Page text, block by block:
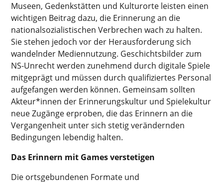
Museen, Gedenkstätten und Kulturorte leisten einen
wichtigen Beitrag dazu, die Erinnerung an die
nationalsozialistischen Verbrechen wach zu halten.
Sie stehen jedoch vor der Herausforderung sich
wandelnder Mediennutzung. Geschichtsbilder zum
NS-Unrecht werden zunehmend durch digitale Spiele
mitgeprägt und müssen durch qualifiziertes Personal
aufgefangen werden können. Gemeinsam sollten
Akteur*innen der Erinnerungskultur und Spielekultur
neue Zugänge erproben, die das Erinnern an die
Vergangenheit unter sich stetig verändernden
Bedingungen lebendig halten.
Das Erinnern mit Games verstetigen
Die ortsgebundenen Formate und